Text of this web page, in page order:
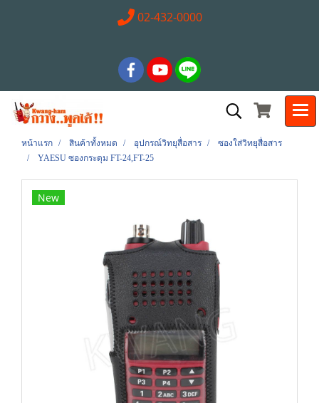
02-432-0000
หน้าแรก สินค้าทั้งหมด อุปกรณ์วิทยุสื่อสาร
ซองใส่วิทยุสื่อสาร
YAESU ซองกระดุม FT-24,FT-25
New